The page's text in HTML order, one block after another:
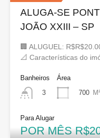
ALUGA-SE
JOÃO XXIII – SP
🏢 ALUGUEL:
📐 Características do
Banheiros
3
Área
700 M²
Para Alugar
POR MÊS